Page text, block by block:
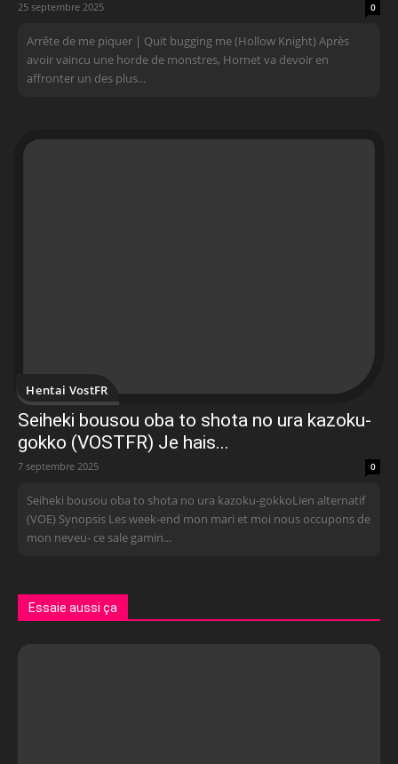
25 septembre 2025 0
Arrête de me piquer | Quit bugging me (Hollow Knight) Après
avoir vaincu une horde de monstres, Hornet va devoir en
affronter un des plus...
Hentai VostFR
Seiheki bousou oba to shota no ura kazoku-
gokko (VOSTFR) Je hais...
7 septembre 2025 0
Seiheki bousou oba to shota no ura kazoku-gokkoLien alternatif
(VOE) Synopsis Les week-end mon mari et moi nous occupons de
mon neveu- ce sale gamin...
Essaie aussi ça